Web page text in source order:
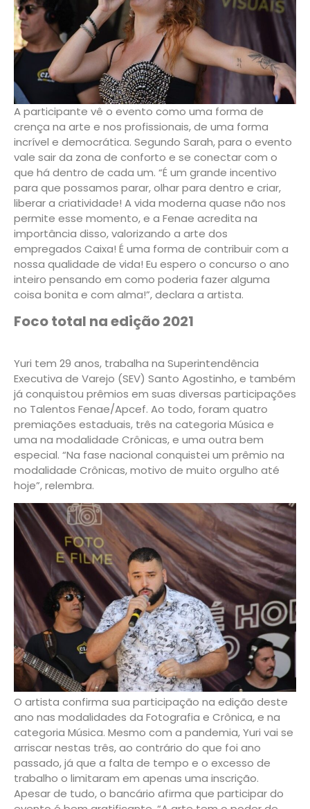
A participante vê o evento como uma forma de
crença na arte e nos profissionais, de uma forma
incrível e democrática. Segundo Sarah, para o evento
vale sair da zona de conforto e se conectar com o
que há dentro de cada um. “É um grande incentivo
para que possamos parar, olhar para dentro e criar,
liberar a criatividade! A vida moderna quase não nos
permite esse momento, e a Fenae acredita na
importância disso, valorizando a arte dos
empregados Caixa! É uma forma de contribuir com a
nossa qualidade de vida! Eu espero o concurso o ano
inteiro pensando em como poderia fazer alguma
coisa bonita e com alma!”, declara a artista.
Foco total na edição 2021
Yuri tem 29 anos, trabalha na Superintendência
Executiva de Varejo (SEV) Santo Agostinho, e também
já conquistou prêmios em suas diversas participações
no Talentos Fenae/Apcef. Ao todo, foram quatro
premiações estaduais, três na categoria Música e
uma na modalidade Crônicas, e uma outra bem
especial. “Na fase nacional conquistei um prêmio na
modalidade Crônicas, motivo de muito orgulho até
hoje”, relembra.
O artista confirma sua participação na edição deste
ano nas modalidades da Fotografia e Crônica, e na
categoria Música. Mesmo com a pandemia, Yuri vai se
arriscar nestas três, ao contrário do que foi ano
passado, já que a falta de tempo e o excesso de
trabalho o limitaram em apenas uma inscrição.
Apesar de tudo, o bancário afirma que participar do